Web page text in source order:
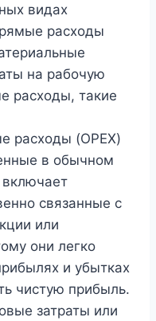
видах
расходы
на рабочую
расходы, такие
расходы (OPEX)
в обычном
связанные с
или
они легко
и убытках
чистую прибыль.
затраты или